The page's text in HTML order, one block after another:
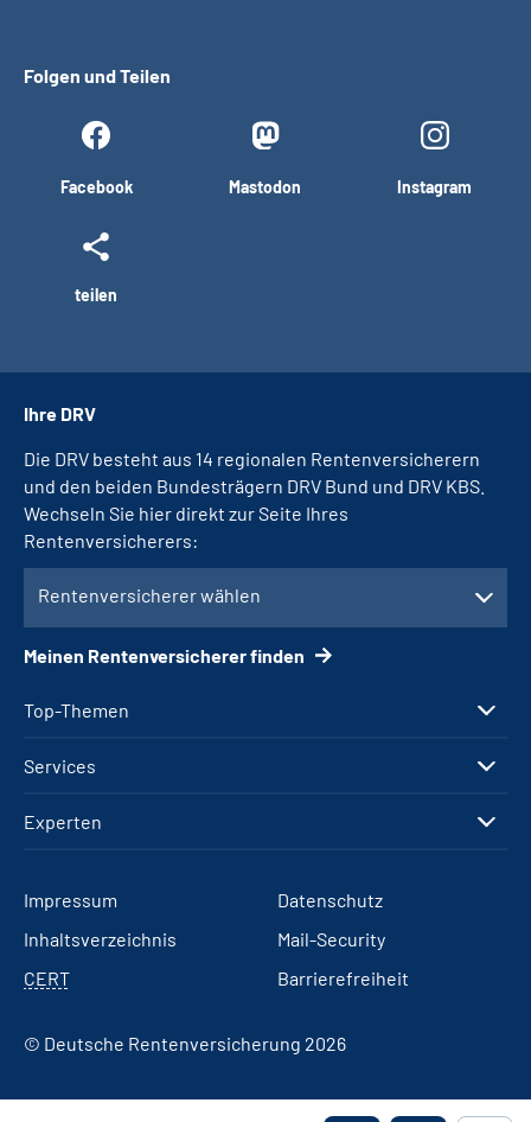
Folgen und Teilen
Facebook Mastodon Instagram
teilen
Top-Themen
Services
Experten
Ihre DRV
Die DRV besteht aus 14 regionalen Rentenversicherern
und den beiden Bundesträgern DRV Bund und DRV KBS.
Wechseln Sie hier direkt zur Seite Ihres
Rentenversicherers:
Rentenversicherer wählen
Meinen Rentenversicherer finden
Impressum
Datenschutz
Inhaltsverzeichnis
Mail-Security
CERT
Barrierefreiheit
© Deutsche Rentenversicherung 2026